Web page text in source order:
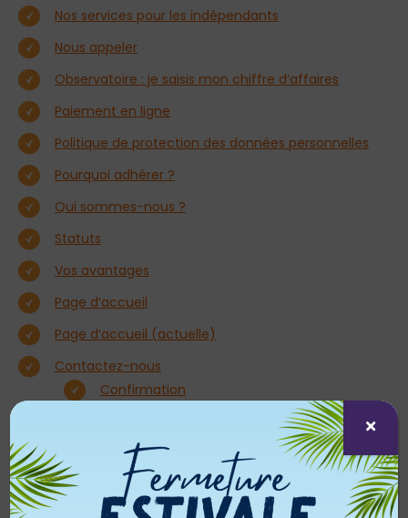
Nos services pour les indépendants
Nous appeler
Observatoire : je saisis mon chiffre d’affaires
Paiement en ligne
Politique de protection des données personnelles
Pourquoi adhérer ?
Qui sommes-nous ?
Statuts
Vos avantages
Page d’accueil
Page d’accueil (actuelle)
Contactez-nous
Confirmation
Plan du site